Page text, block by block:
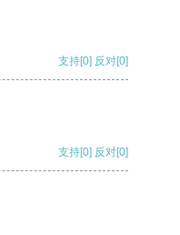
支持[0] 反对[0]
支持[0] 反对[0]